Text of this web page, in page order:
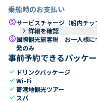
乗船時のお支払い
paidサービスチャージ（船内チッ
keyboard_arrow_right 詳細を確認
paid国際観光旅客税 お一人様
発のみ
事前予約できるパッケ
check ドリンクパッケージ
checkWi-Fi
check寄港地観光ツアー
check スパ